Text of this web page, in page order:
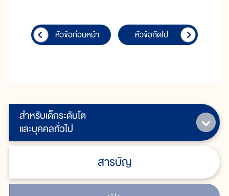
สำหรับเด็กระดับโต
และบุคคลทั่วไป
สารบัญ
หัวข้อก่อนหน้า หัวข้อถัดไป